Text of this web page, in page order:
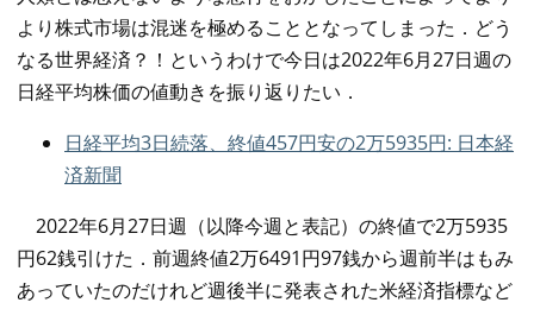
より株式市場は混迷を極めることとなってしまった．どう
なる世界経済？！というわけで今日は2022年6月27日週の
日経平均株価の値動きを振り返りたい．
日経平均3日続落、終値457円安の2万5935円: 日本経
済新聞
2022年6月27日週（以降今週と表記）の終値で2万5935
円62銭引けた．前週終値2万6491円97銭から週前半はもみ
あっていたのだけれど週後半に発表された米経済指標など